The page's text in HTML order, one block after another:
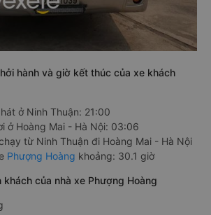
hành và giờ kết thúc của xe khách
ở Ninh Thuận: 21:00
ở Hoàng Mai - Hà Nội: 03:06
từ Ninh Thuận đi Hoàng Mai - Hà Nội
Phượng Hoàng khoảng: 30.1 giờ
khách của nhà xe Phượng Hoàng